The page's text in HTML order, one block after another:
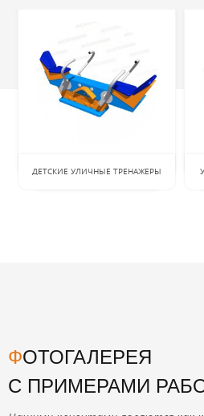
ДЕТСКИЕ УЛИЧНЫЕ ТРЕНАЖЕРЫ
ФОТОГАЛЕРЕЯ
С ПРИМЕРАМИ